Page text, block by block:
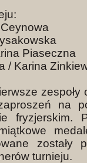
Piaseczna
/ Karina
zespoły
na
fryzjerskim.
zostały
turnieju.